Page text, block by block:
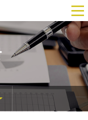
메
뉴
열
기